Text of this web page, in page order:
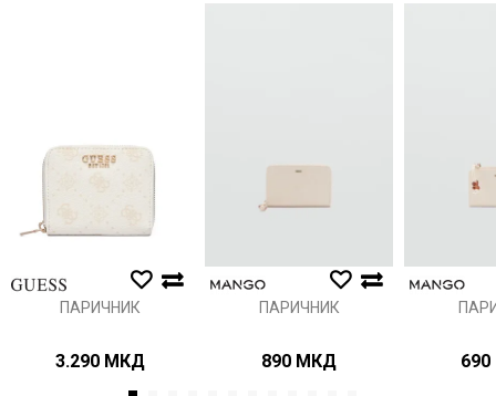
Анти спам заштита - пресметајте колку е 9 - 4 :
ПАРИЧНИК
3.290 МКД
ПАРИЧНИК
890 МКД 690